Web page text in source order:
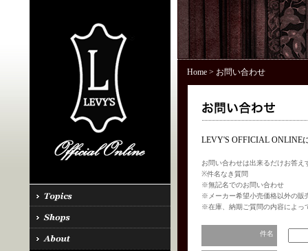
Home> お問い合わせ
LEVY'S OFFICIAL ONLINE
お問い合わせは出来るだけお答
※件名なき質問
※無記名でのお問い合わせ
※メーカー希望小売価格以外の販
※在庫、納期ご質問の内容によっ
件名